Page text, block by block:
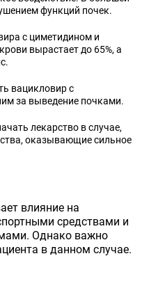
функций почек.
с циметидином и
вырастает до 65%, а
вацикловир с
за выведение почками.
лекарство в случае,
оказывающие сильное
влияние на
средствами и
Однако важно
в данном случае.